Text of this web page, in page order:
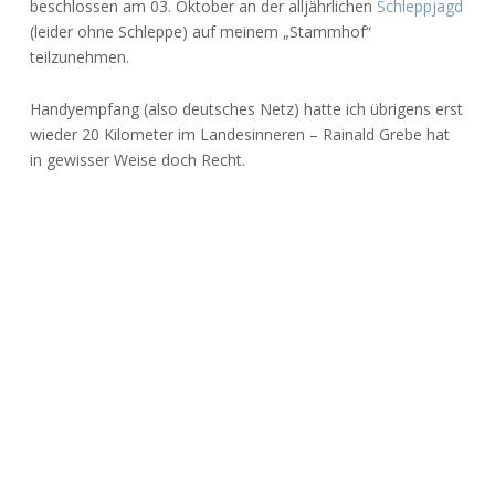
beschlossen am 03. Oktober an der alljährlichen Schleppjagd
(leider ohne Schleppe) auf meinem „Stammhof“
teilzunehmen.
Handyempfang (also deutsches Netz) hatte ich übrigens erst
wieder 20 Kilometer im Landesinneren – Rainald Grebe hat
in gewisser Weise doch Recht.